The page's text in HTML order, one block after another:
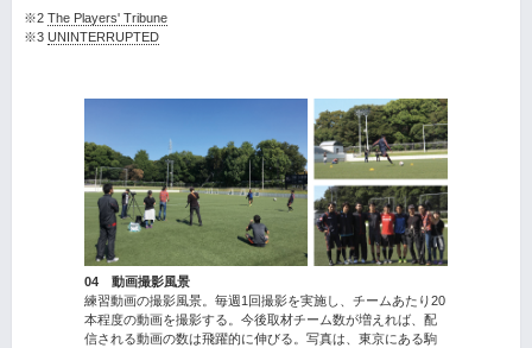
※2 The Players' Tribune
※3 UNINTERRUPTED
04 動画撮影風景
練習動画の撮影風景。毎週1回撮影を実施し、チームあたり20
本程度の動画を撮影する。今後取材チーム数が増えれば、配
信される動画の数は飛躍的に伸びる。写真は、東京にある駒